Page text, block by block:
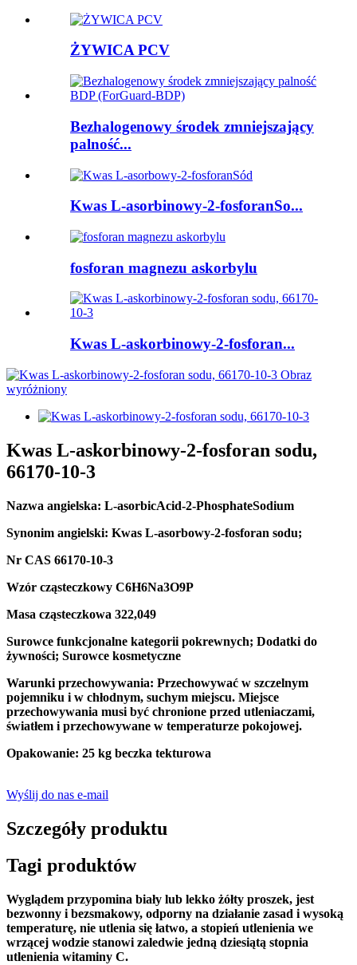
ŻYWICA PCV
Bezhalogenowy środek zmniejszający
palność...
Kwas L-asorbinowy-2-fosforanSo...
fosforan magnezu askorbylu
Kwas L-askorbinowy-2-fosforan...
Kwas L-askorbinowy-2-fosforan sodu,
66170-10-3
Nazwa angielska: L-asorbicAcid-2-PhosphateSodium
Synonim angielski: Kwas L-asorbowy-2-fosforan sodu;
Nr CAS 66170-10-3
Wzór cząsteczkowy C6H6Na3O9P
Masa cząsteczkowa 322,049
Surowce funkcjonalne kategorii pokrewnych; Dodatki do
żywności; Surowce kosmetyczne
Warunki przechowywania: Przechowywać w szczelnym
pojemniku i w chłodnym, suchym miejscu. Miejsce
przechowywania musi być chronione przed utleniaczami,
światłem i przechowywane w temperaturze pokojowej.
Opakowanie: 25 kg beczka tekturowa
Wyślij do nas e-mail
Szczegóły produktu
Tagi produktów
Wyglądem przypomina biały lub lekko żółty proszek, jest
bezwonny i bezsmakowy, odporny na działanie zasad i wysoką
temperaturę, nie utlenia się łatwo, a stopień utlenienia we
wrzącej wodzie stanowi zaledwie jedną dziesiątą stopnia
utlenienia witaminy C.